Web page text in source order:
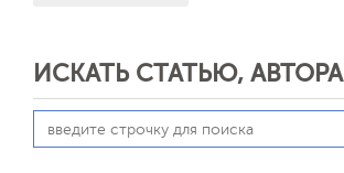
ИСКАТЬ СТАТЬЮ, АВТОРА